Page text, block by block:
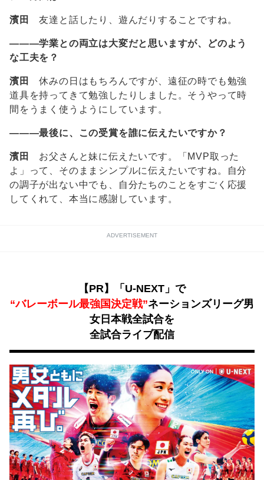
濱田 友達と話したり、遊んだりすることですね。
―――学業との両立は大変だと思いますが、どのよう
な工夫を？
濱田
休みの日はもちろんですが、遠征の時でも勉強
道具を持ってきて勉強したりしました。そうやって時
間をうまく使うようにしています。
―――最後に、この受賞を誰に伝えたいですか？
濱田
お父さんと妹に伝えたいです。「MVP取った
よ」って、そのままシンプルに伝えたいですね。自分
の調子が出ない中でも、自分たちのことをすごく応援
してくれて、本当に感謝しています。
ADVERTISEMENT
【PR】「U-NEXT」で
“バレーボール最強国決定戦”ネーションズリーグ男
女日本戦全試合を
全試合ライブ配信